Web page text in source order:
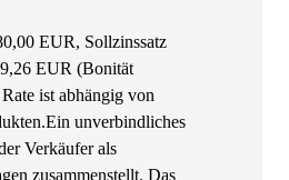
EUR, Sollzinssatz
EUR (Bonität
ist abhängig von
Ein unverbindliches
Verkäufer als
zusammenstellt. Das